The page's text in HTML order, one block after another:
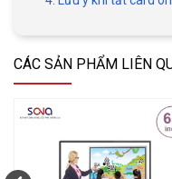
CÁC SẢN PHẨM LIÊN